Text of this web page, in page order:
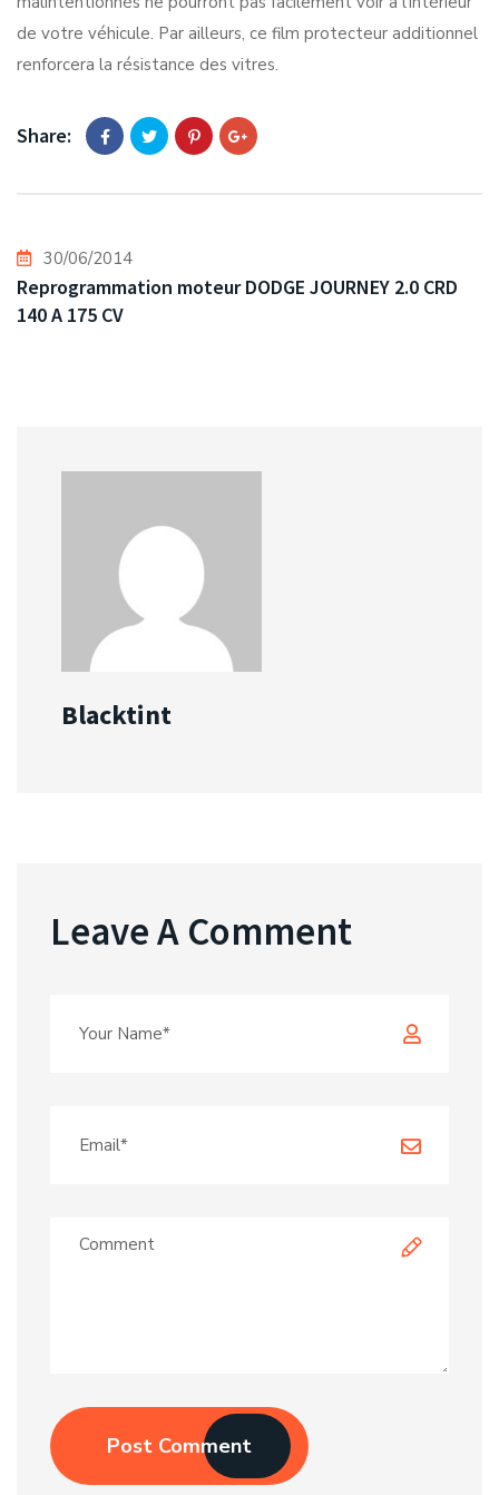
de votre véhicule. Par ailleurs, ce film protecteur additionnel
renforcera la résistance des vitres.
Share:
30/06/2014
Reprogrammation moteur DODGE JOURNEY 2.0 CRD
140 A 175 CV
Blacktint
Leave A Comment
Post Comment